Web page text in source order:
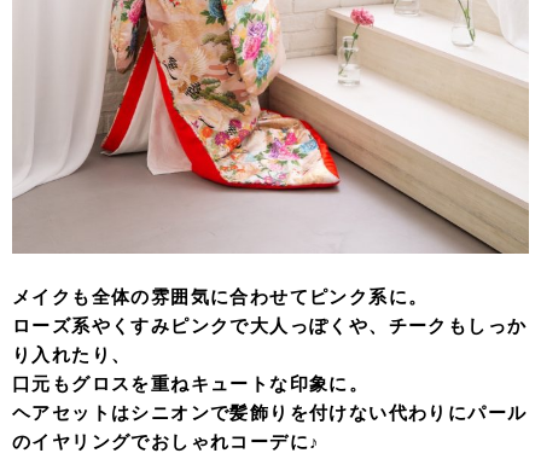
メイクも全体の雰囲気に合わせてピンク系に。
ローズ系やくすみピンクで大人っぽくや、チークもしっか
り入れたり、
口元もグロスを重ねキュートな印象に。
ヘアセットはシニオンで髪飾りを付けない代わりにパール
のイヤリングでおしゃれコーデに♪